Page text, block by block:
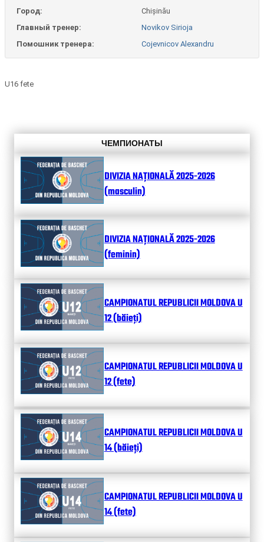
Город:
Chișinău
Главный тренер:
Novikov Sirioja
Помошник тренера:
Cojevnicov Alexandru
U16 fete
ЧЕМПИОНАТЫ
DIVIZIA NAȚIONALĂ 2025-2026
(masculin)
DIVIZIA NAȚIONALĂ 2025-2026
(feminin)
CAMPIONATUL REPUBLICII MOLDOVA U
12 (băieți)
CAMPIONATUL REPUBLICII MOLDOVA U
12 (fete)
CAMPIONATUL REPUBLICII MOLDOVA U
14 (băieți)
CAMPIONATUL REPUBLICII MOLDOVA U
14 (fete)